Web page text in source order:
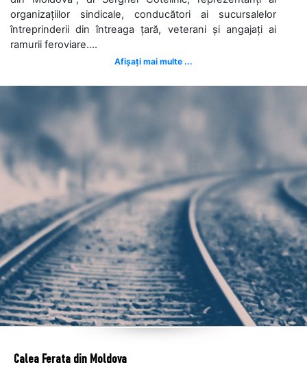
organizațiilor sindicale, conducători ai sucursalelor
întreprinderii din întreaga țară, veterani și angajați ai
ramurii feroviare....
Afișați mai multe ...
Calea Ferata din Moldova